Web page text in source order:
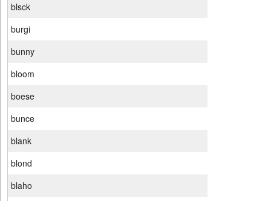
blsck
burgi
bunny
bloom
boese
bunce
blank
blond
blaho